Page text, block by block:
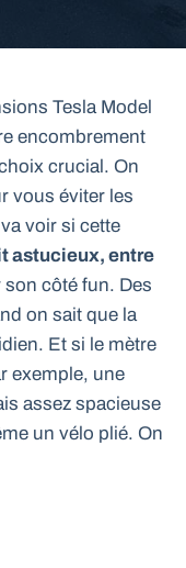
Tesla Model
encombrement
crucial. On
vous éviter les
voir si cette
astucieux, entre
côté fun. Des
on sait que la
Et si le mètre
exemple, une
assez spacieuse
un vélo plié. On